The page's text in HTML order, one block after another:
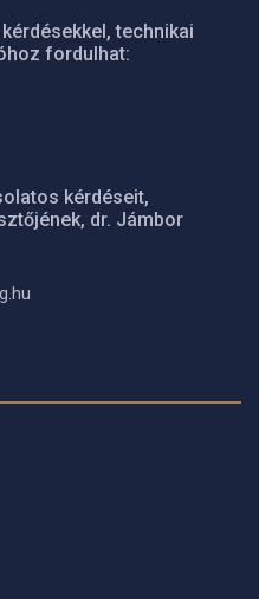
technikai
fordulhat:
kérdéseit,
dr. Jámbor